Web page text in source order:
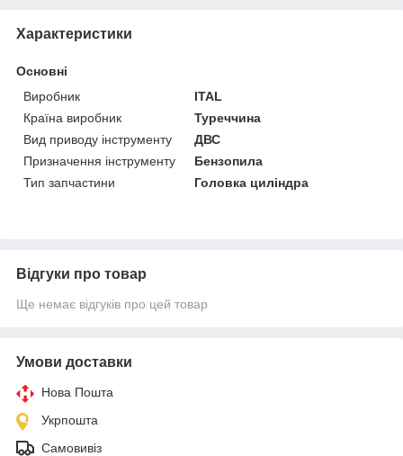
Характеристики
Основні
Виробник
ITAL
Країна виробник
Туреччина
Вид приводу інструменту
ДВС
Призначення інструменту
Бензопила
Тип запчастини
Головка циліндра
Відгуки про товар
Ще немає відгуків про цей товар
Умови доставки
Нова Пошта
Укрпошта
Самовивіз